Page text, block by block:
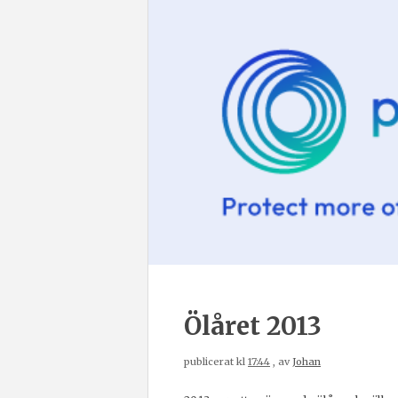
Ölåret 2013
publicerat kl 17:44 , avJohan